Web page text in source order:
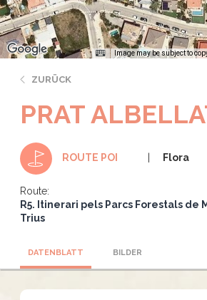
Image may be subject to
ZURÜCK
PRAT
ROUTE POI Flora
Route:
R5. Itinerari pels Parcs Forestals de
Trius
DATENBLATT BILDER